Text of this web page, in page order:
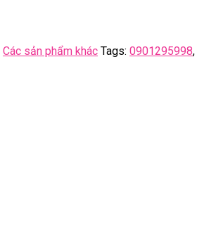
Các sản phẩm khác Tags: 0901295998,